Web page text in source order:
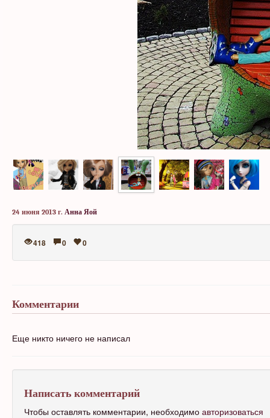
24 июня 2013 г. Анна Яой
418 0 0
Комментарии
Еще никто ничего не написал
Написать комментарий
Чтобы оставлять комментарии, необходимо авторизоваться